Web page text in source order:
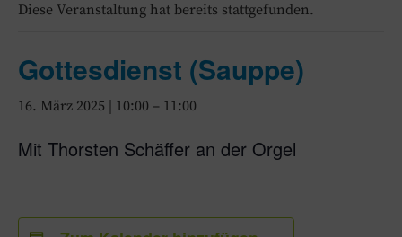
Diese Veranstaltung hat bereits stattgefunden.
Gottesdienst (Sauppe)
16. März 2025 | 10:00 – 11:00
Mit Thorsten Schäffer an der Orgel